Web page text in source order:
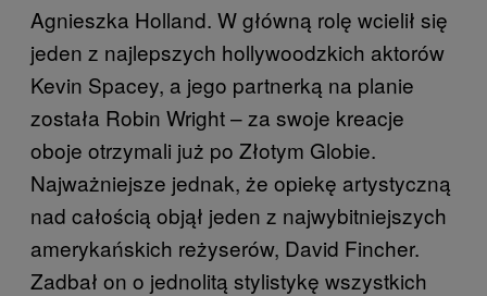
Agnieszka Holland. W główną rolę wcielił się
jeden z najlepszych hollywoodzkich aktorów
Kevin Spacey, a jego partnerką na planie
została Robin Wright – za swoje kreacje
oboje otrzymali już po Złotym Globie.
Najważniejsze jednak, że opiekę artystyczną
nad całością objął jeden z najwybitniejszych
amerykańskich reżyserów, David Fincher.
Zadbał on o jednolitą stylistykę wszystkich